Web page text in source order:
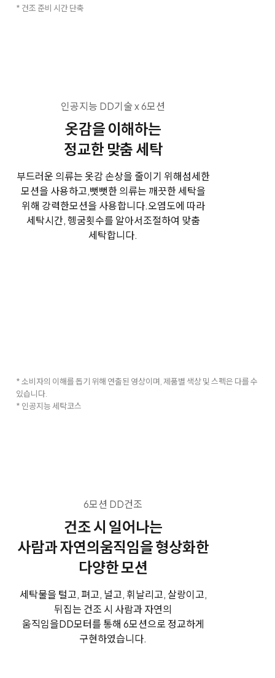
* 건조 준비 시간 단축
인공지능 DD기술 x 6모션
옷감을 이해하는
정교한 맞춤 세탁
부드러운 의류는 옷감 손상을 줄이기 위해섬세한
모션을 사용하고,뻣뻣한 의류는 깨끗한 세탁을
위해 강력한모션을 사용합니다.오염도에 따라
세탁시간, 헹굼횟수를 알아서조절하여 맞춤
세탁합니다.
* 소비자의 이해를 돕기 위해 연출된 영상이며, 제품별 색상 및 스펙은 다를 수
있습니다.
* 인공지능 세탁코스
6모션 DD건조
건조 시 일어나는
사람과 자연의움직임을 형상화한
다양한 모션
세탁물을 털고, 펴고, 널고, 휘날리고, 살랑이고,
뒤집는 건조 시 사람과 자연의
움직임을DD모터를 통해 6모션으로 정교하게
구현하였습니다.